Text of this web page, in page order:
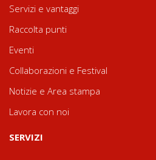
Servizi e vantaggi
Raccolta punti
Eventi
Collaborazioni e Festival
Notizie e Area stampa
Lavora con noi
SERVIZI